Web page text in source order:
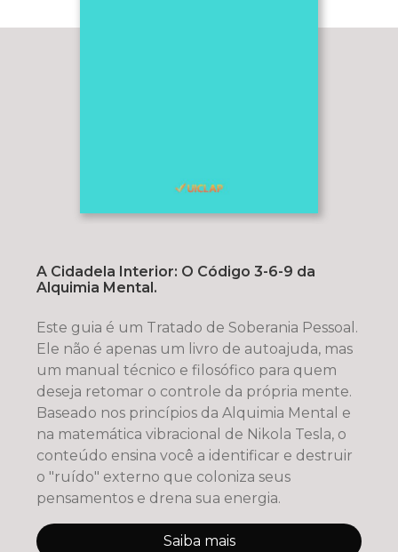
A Cidadela Interior: O Código 3-6-9 da
Alquimia Mental.
Este guia é um Tratado de Soberania Pessoal.
Ele não é apenas um livro de autoajuda, mas
um manual técnico e filosófico para quem
deseja retomar o controle da própria mente.
Baseado nos princípios da Alquimia Mental e
na matemática vibracional de Nikola Tesla, o
conteúdo ensina você a identificar e destruir
o "ruído" externo que coloniza seus
pensamentos e drena sua energia.
Saiba mais